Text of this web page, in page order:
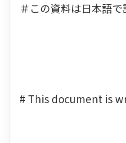
＃この資料は日本語
# This document is